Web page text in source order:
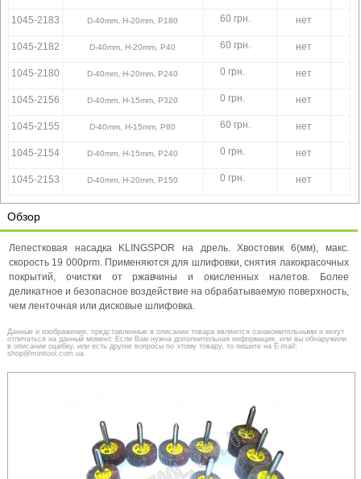
1045-2183 D-40mm, H-20mm, P180 60 грн. нет
1045-2182 D-40mm, H-20mm, P40 60 грн. нет
1045-2180 D-40mm, H-20mm, P240 0 грн. нет
1045-2156 D-40mm, H-15mm, P320 0 грн. нет
1045-2155 D-40mm, H-15mm, P80 60 грн. нет
1045-2154 D-40mm, H-15mm, P240 0 грн. нет
1045-2153 D-40mm, H-20mm, P150 0 грн. нет
Обзор
Лепестковая насадка KLINGSPOR на дрель. Хвостовик 6(мм), макс.
скорость 19 000prm. Применяются для шлифовки, снятия лакокрасочных
покрытий, очистки от ржавчины и окисленных налетов. Более
деликатное и безопасное воздействие на обрабатываемую поверхность,
чем ленточная или дисковые шлифовка.
Данные и изображения, представленные в описании товара являются ознакомительными и могут
отличаться на данный момент. Если Вам нужна дополнительная информация, или вы обнаружили
в описании ошибку, или есть другие вопросы по этому товару, то пишите на E-mail:
shop@minitool.com.ua